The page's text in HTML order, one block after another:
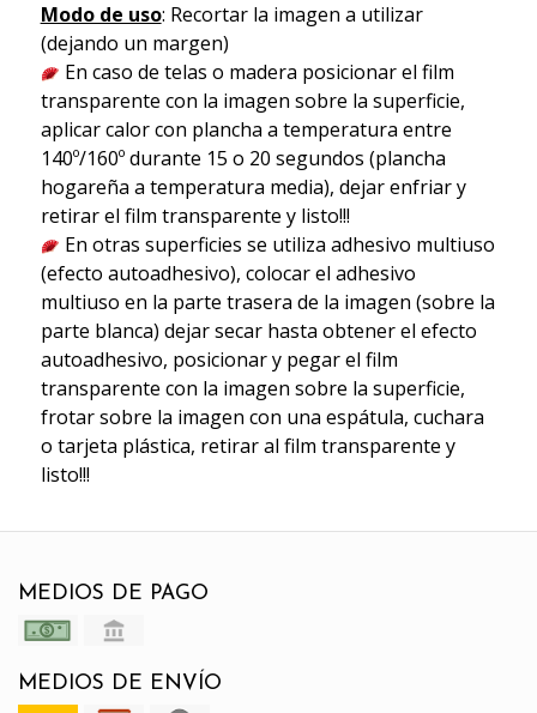
Modo de uso: Recortar la imagen a utilizar
(dejando un margen)
En caso de telas o madera posicionar el film
transparente con la imagen sobre la superficie,
aplicar calor con plancha a temperatura entre
140º/160º durante 15 o 20 segundos (plancha
hogareña a temperatura media), dejar enfriar y
retirar el film transparente y listo!!!
En otras superficies se utiliza adhesivo multiuso
(efecto autoadhesivo), colocar el adhesivo
multiuso en la parte trasera de la imagen (sobre la
parte blanca) dejar secar hasta obtener el efecto
autoadhesivo, posicionar y pegar el film
transparente con la imagen sobre la superficie,
frotar sobre la imagen con una espátula, cuchara
o tarjeta plástica, retirar al film transparente y
listo!!!
MEDIOS DE PAGO
MEDIOS DE ENVÍO